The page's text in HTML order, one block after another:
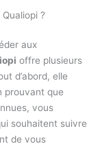
?
aux
offre plusieurs
d’abord, elle
prouvant que
vous
souhaitent suivre
de vous